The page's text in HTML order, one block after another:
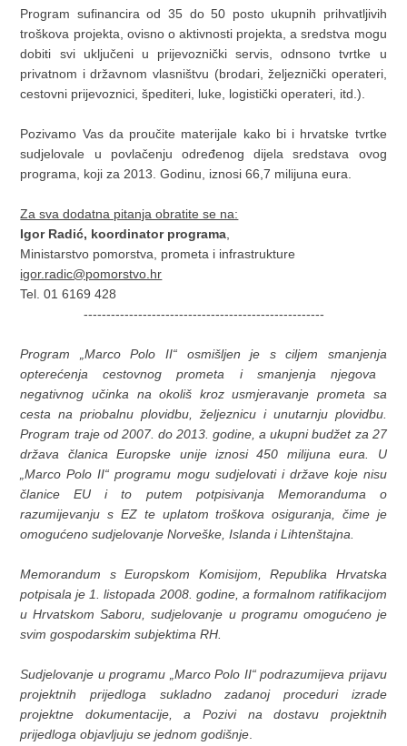
Program sufinancira od 35 do 50 posto ukupnih prihvatljivih
troškova projekta, ovisno o aktivnosti projekta, a sredstva mogu
dobiti svi uključeni u prijevoznički servis, odnsono tvrtke u
privatnom i državnom vlasništvu (brodari, željeznički operateri,
cestovni prijevoznici, špediteri, luke, logistički operateri, itd.).
Pozivamo Vas da proučite materijale kako bi i hrvatske tvrtke
sudjelovale u povlačenju određenog dijela sredstava ovog
programa, koji za 2013. Godinu, iznosi 66,7 milijuna eura.
Za sva dodatna pitanja obratite se na:
Igor Radić, koordinator programa,
Ministarstvo pomorstva, prometa i infrastrukture
igor.radic@pomorstvo.hr
Tel. 01 6169 428
-----------------------------------------------------
Program „Marco Polo II“ osmišljen je s ciljem smanjenja
opterećenja cestovnog prometa i smanjenjanjegova
negativnog učinka na okoliš kroz usmjeravanje prometa sa
cesta na priobalnu plovidbu, željeznicu i unutarnju plovidbu.
Program traje od 2007. do 2013. godine,a ukupni budžet za 27
država članicaEuropske unije iznosi450 milijunaeura.
U
„Marco Polo II“programu mogu sudjelovati i države koje nisu
članice EUi to putem potpisivanja Memoranduma o
razumijevanju s EZ teuplatom troškova osiguranja, čime je
omogućenosudjelovanje Norveške, Islanda i Lihtenštajna.
Memorandum s Europskom Komisijom,Republika Hrvatska
potpisala je 1. listopada 2008. godine, a formalnom ratifikacijom
uHrvatskomSaboru, sudjelovanje u programu omogućeno je
svimgospodarskim subjektima RH.
Sudjelovanje u programu „Marco Polo II“ podrazumijeva prijavu
projektnih prijedloga sukladno zadanoj proceduri izrade
projektne dokumentacije, a Pozivi na dostavu projektnih
prijedloga objavljuju se jednom godišnje.